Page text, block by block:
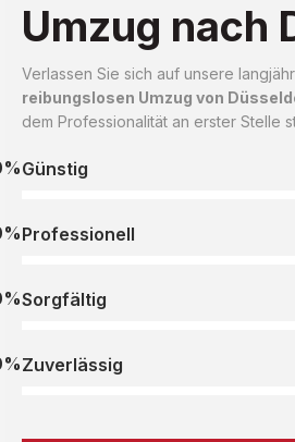
Umzug nach
Verlassen Sie sich auf unsere
reibungslosen Umzug von
dem Professionalität an erster Stelle
Günstig
Professionell
Sorgfältig
Zuverlässig